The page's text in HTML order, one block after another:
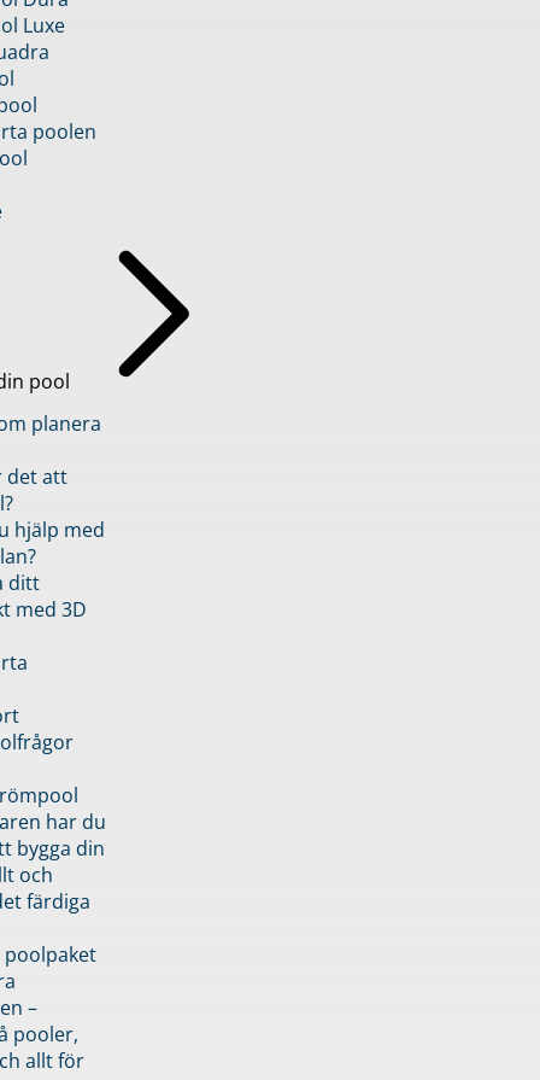
Luxe
poolen
pool
planera
det att
hjälp med
ditt
med 3D
har du
bygga din
och
färdiga
–
pooler,
allt för